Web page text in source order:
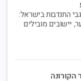
סאקר לעמק
(אגף
התנדבות בישראל:
נוער, יישובים מובילים